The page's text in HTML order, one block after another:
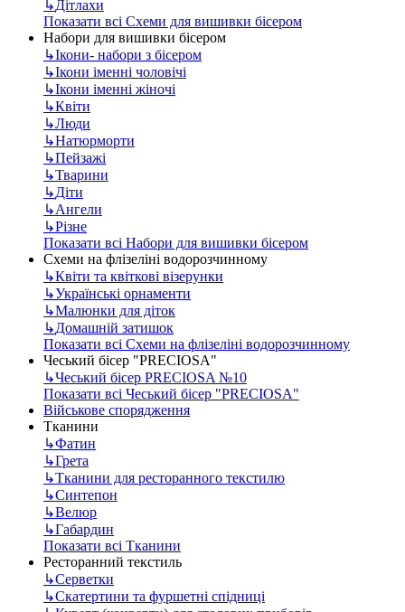
↳Дітлахи
Показати всі Схеми для вишивки бісером
Набори для вишивки бісером
↳Ікони- набори з бісером
↳Ікони іменні чоловічі
↳Ікони іменні жіночі
↳Квіти
↳Люди
↳Натюрморти
↳Пейзажі
↳Тварини
↳Діти
↳Ангели
↳Різне
Показати всі Набори для вишивки бісером
Схеми на флізеліні водорозчинному
↳Квіти та квіткові візерунки
↳Українські орнаменти
↳Малюнки для діток
↳Домашній затишок
Показати всі Схеми на флізеліні водорозчинному
Чеський бісер "PRECIOSA"
↳Чеський бісер PRECIOSA №10
Показати всі Чеський бісер "PRECIOSA"
Військове спорядження
Тканини
↳Фатин
↳Грета
↳Тканини для ресторанного текстилю
↳Синтепон
↳Велюр
↳Габардин
Показати всі Тканини
Ресторанний текстиль
↳Серветки
↳Скатертини та фуршетні спідниці